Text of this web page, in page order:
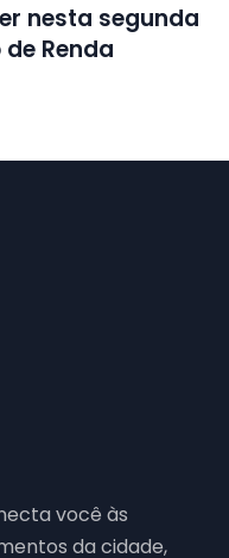
nesta segunda
Renda
você às
da cidade,